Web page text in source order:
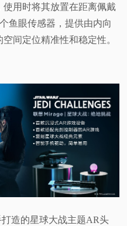
使用时将其放置在距离佩戴
鱼眼传感器，提供由内向
间定位精准性和稳定性。
造的星球大战主题AR头